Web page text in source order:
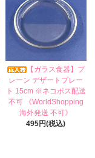
【ガラス食器】プ
レーン デザートプレー
ト 15cm ※ネコポス配送
不可 《WorldShopping
海外発送 不可》
495円(税込)